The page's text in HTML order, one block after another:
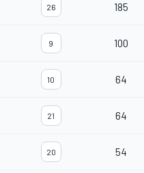
26 185
9 100
10 64
21 64
20 54